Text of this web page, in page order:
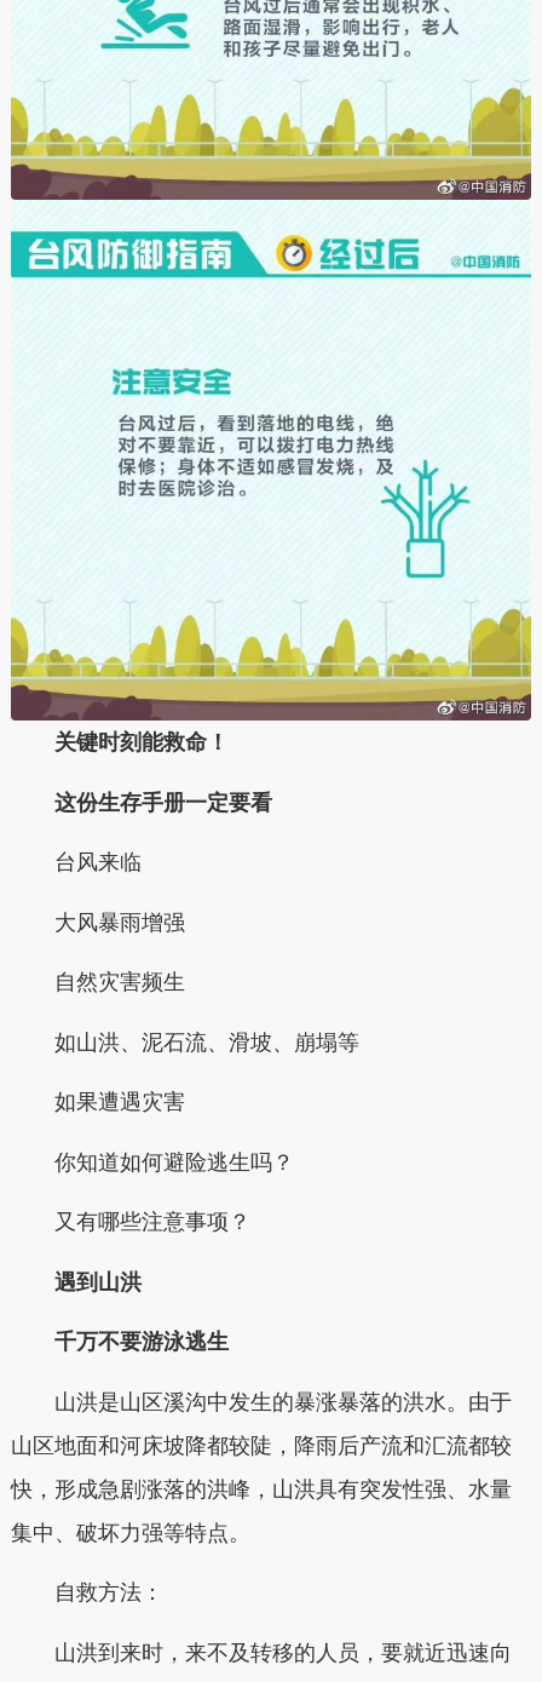
关键时刻能救命！
这份生存手册一定要看
台风来临
大风暴雨增强
自然灾害频生
如山洪、泥石流、滑坡、崩塌等
如果遭遇灾害
你知道如何避险逃生吗？
又有哪些注意事项？
遇到山洪
千万不要游泳逃生
山洪是山区溪沟中发生的暴涨暴落的洪水。由于
山区地面和河床坡降都较陡，降雨后产流和汇流都较
快，形成急剧涨落的洪峰，山洪具有突发性强、水量
集中、破坏力强等特点。
自救方法：
山洪到来时，来不及转移的人员，要就近迅速向